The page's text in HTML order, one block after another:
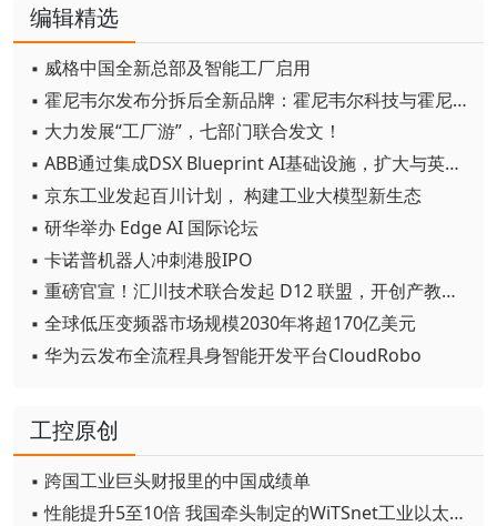
编辑精选
▪ 威格中国全新总部及智能工厂启用
▪ 霍尼韦尔发布分拆后全新品牌：霍尼韦尔科技与霍尼韦尔航空航天
▪ 大力发展“工厂游”，七部门联合发文！
▪ ABB通过集成DSX Blueprint AI基础设施，扩大与英伟达的合作
▪ 京东工业发起百川计划， 构建工业大模型新生态
▪ 研华举办 Edge AI 国际论坛
▪ 卡诺普机器人冲刺港股IPO
▪ 重磅官宣！汇川技术联合发起 D12 联盟，开创产教融合新范式
▪ 全球低压变频器市场规模2030年将超170亿美元
▪ 华为云发布全流程具身智能开发平台CloudRobo
工控原创
▪ 跨国工业巨头财报里的中国成绩单
▪ 性能提升5至10倍 我国牵头制定的WiTSnet工业以太网国际标准正式发布